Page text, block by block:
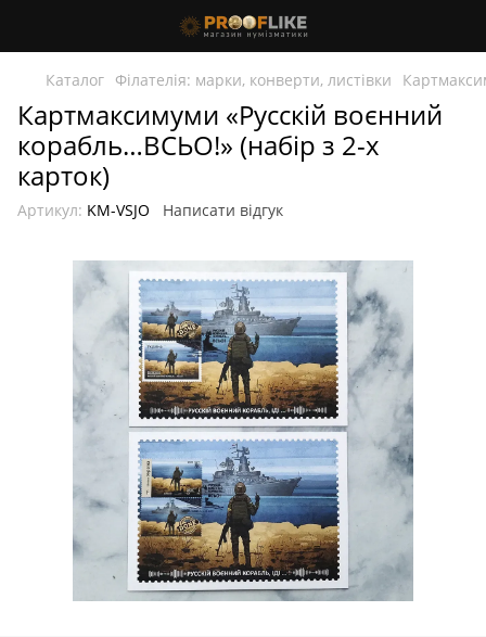
Каталог Філателія: марки, конверти, листівки
Картмаксимуми «Русскій воєнний
корабль…ВСЬО!» (набір з 2-х
карток)
Артикул: KM-VSJO Написати відгук